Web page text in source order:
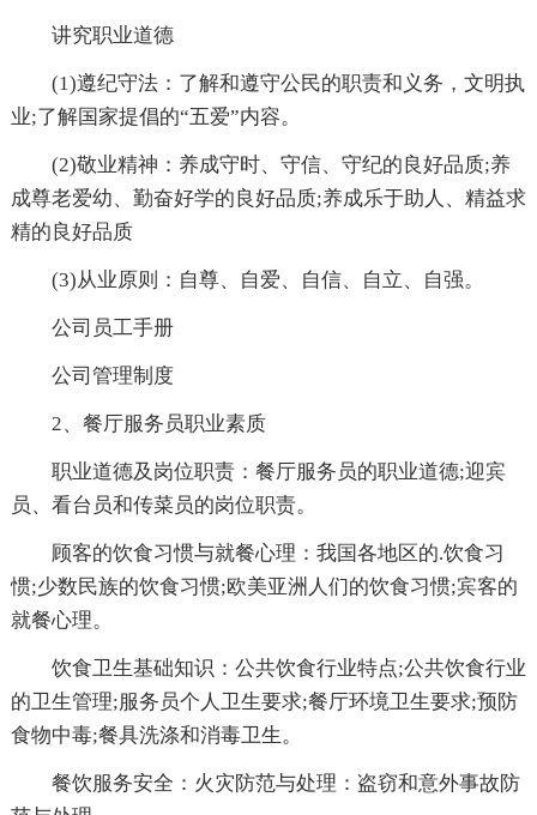
讲究职业道德
(1)遵纪守法：了解和遵守公民的职责和义务，文明执
业;了解国家提倡的“五爱”内容。
(2)敬业精神：养成守时、守信、守纪的良好品质;养
成尊老爱幼、勤奋好学的良好品质;养成乐于助人、精益求
精的良好品质
(3)从业原则：自尊、自爱、自信、自立、自强。
公司员工手册
公司管理制度
2、餐厅服务员职业素质
职业道德及岗位职责：餐厅服务员的职业道德;迎宾
员、看台员和传菜员的岗位职责。
顾客的饮食习惯与就餐心理：我国各地区的.饮食习
惯;少数民族的饮食习惯;欧美亚洲人们的饮食习惯;宾客的
就餐心理。
饮食卫生基础知识：公共饮食行业特点;公共饮食行业
的卫生管理;服务员个人卫生要求;餐厅环境卫生要求;预防
食物中毒;餐具洗涤和消毒卫生。
餐饮服务安全：火灾防范与处理：盗窃和意外事故防